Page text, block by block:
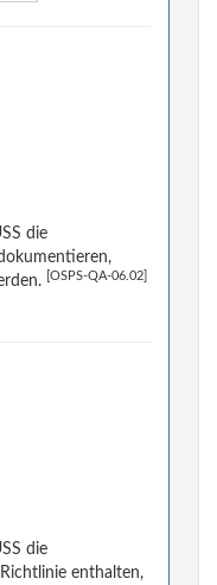
die
[OSPS-QA-06.02]
die
enthalten,